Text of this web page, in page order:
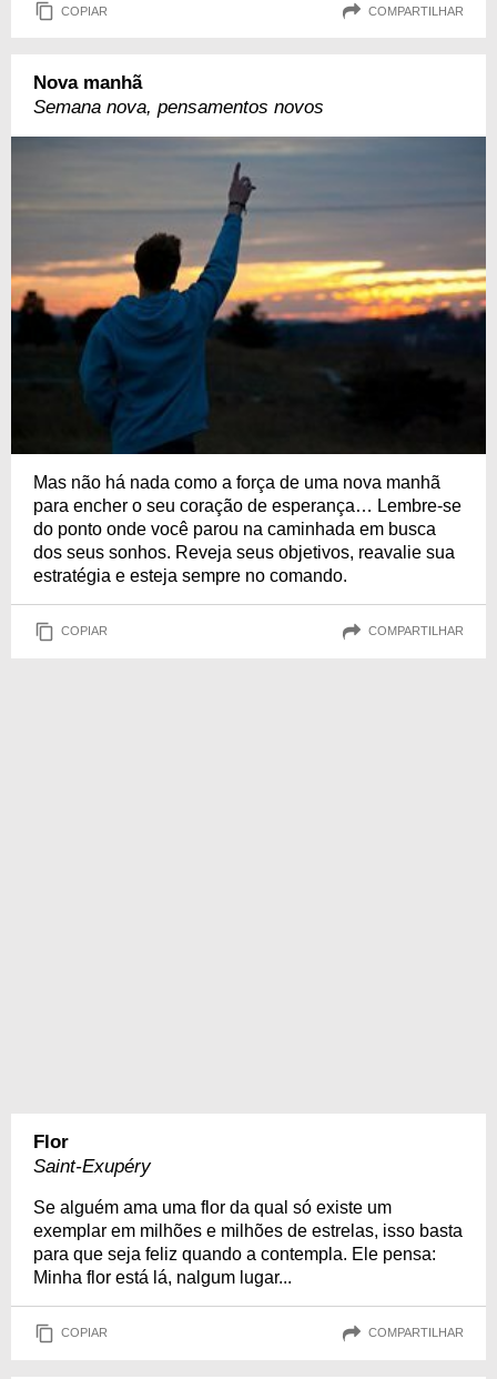
COPIAR COMPARTILHAR
Nova manhã
Semana nova, pensamentos novos
Mas não há nada como a força de uma nova manhã
para encher o seu coração de esperança… Lembre-se
do ponto onde você parou na caminhada em busca
dos seus sonhos. Reveja seus objetivos, reavalie sua
estratégia e esteja sempre no comando.
COPIAR COMPARTILHAR
Flor
Saint-Exupéry
Se alguém ama uma flor da qual só existe um
exemplar em milhões e milhões de estrelas, isso basta
para que seja feliz quando a contempla. Ele pensa:
Minha flor está lá, nalgum lugar...
COPIAR COMPARTILHAR